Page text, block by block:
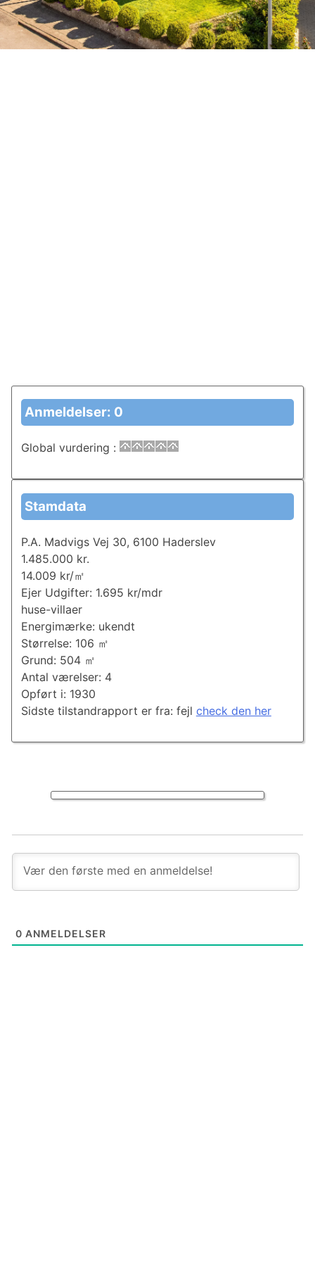
0 ANMELDELSER
Anmeldelser: 0
Global vurdering :
Stamdata
P.A. Madvigs Vej 30, 6100 Haderslev
1.485.000 kr.
14.009 kr/㎡
Ejer Udgifter: 1.695 kr/mdr
huse-villaer
Energimærke: ukendt
Størrelse: 106 ㎡
Grund: 504 ㎡
Antal værelser: 4
Opført i: 1930
Sidste tilstandrapport er fra: fejl check den her